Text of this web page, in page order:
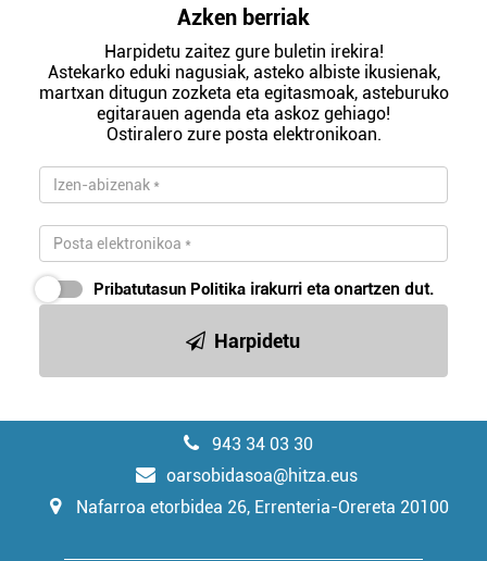
Azken berriak
Harpidetu zaitez gure buletin irekira!
Astekarko eduki nagusiak, asteko albiste ikusienak,
martxan ditugun zozketa eta egitasmoak, asteburuko
egitarauen agenda eta askoz gehiago!
Ostiralero zure posta elektronikoan.
Pribatutasun Politika irakurri eta onartzen dut.
Harpidetu
943 34 03 30
oarsobidasoa@hitza.eus
Nafarroa etorbidea 26, Errenteria-Orereta 20100